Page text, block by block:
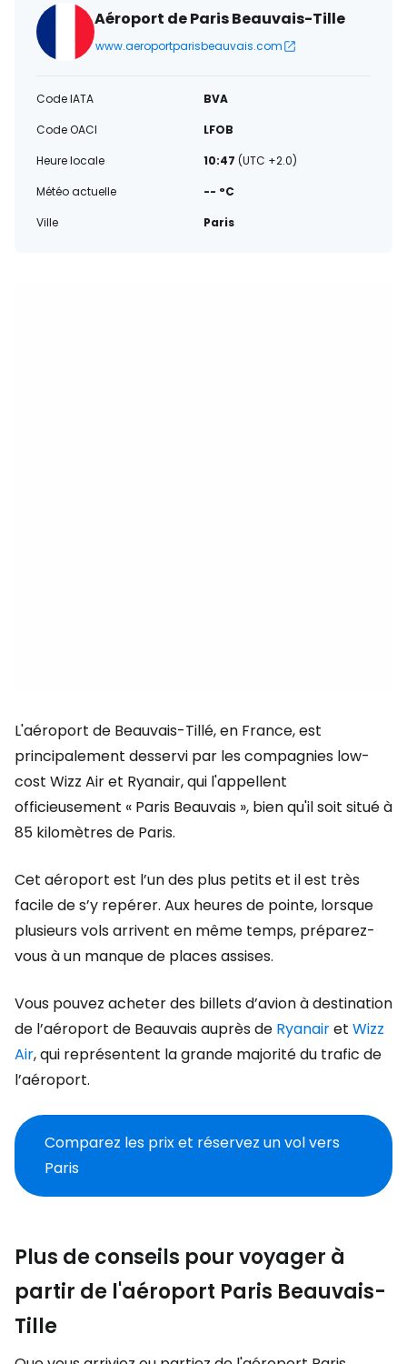
Aéroport de Paris Beauvais-Tille
www.aeroportparisbeauvais.com
Code IATA
BVA
Code OACI
LFOB
Heure locale
10:47 (UTC +2.0)
Météo actuelle
-- °C
Ville
Paris
L'aéroport de Beauvais-Tillé, en France, est
principalement desservi par les compagnies low-
cost Wizz Air et Ryanair, qui l'appellent
officieusement « Paris Beauvais », bien qu'il soit situé à
85 kilomètres de Paris.
Cet aéroport est l’un des plus petits et il est très
facile de s’y repérer. Aux heures de pointe, lorsque
plusieurs vols arrivent en même temps, préparez-
vous à un manque de places assises.
Vous pouvez acheter des billets d’avion à destination
de l’aéroport de Beauvais auprès de Ryanairet Wizz
Air, qui représentent la grande majorité du trafic de
l’aéroport.
Comparez les prix et réservez un vol vers
Paris
Plus de conseils pour voyager à
partir de l'aéroport Paris Beauvais-
Tille